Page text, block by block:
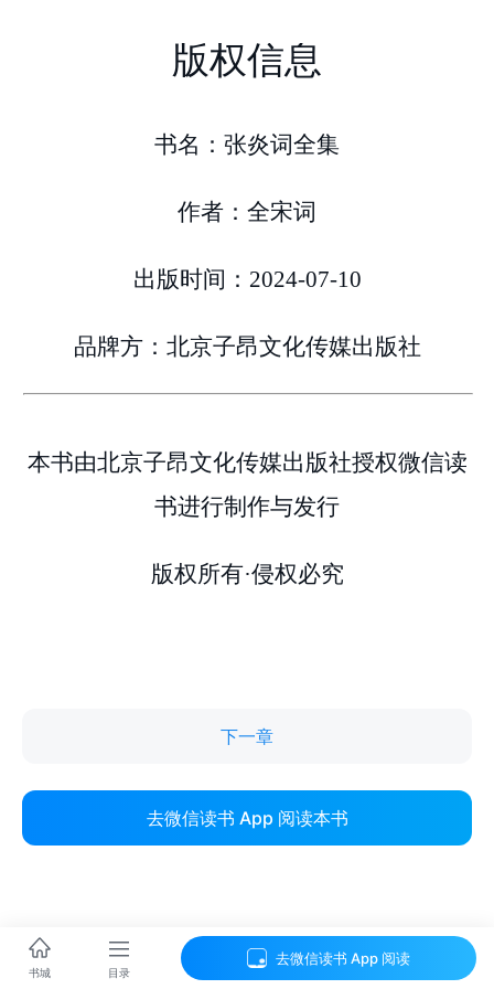
下一章
去微信读书 App 阅读本书
书城 目录
去微信读书 App 阅读